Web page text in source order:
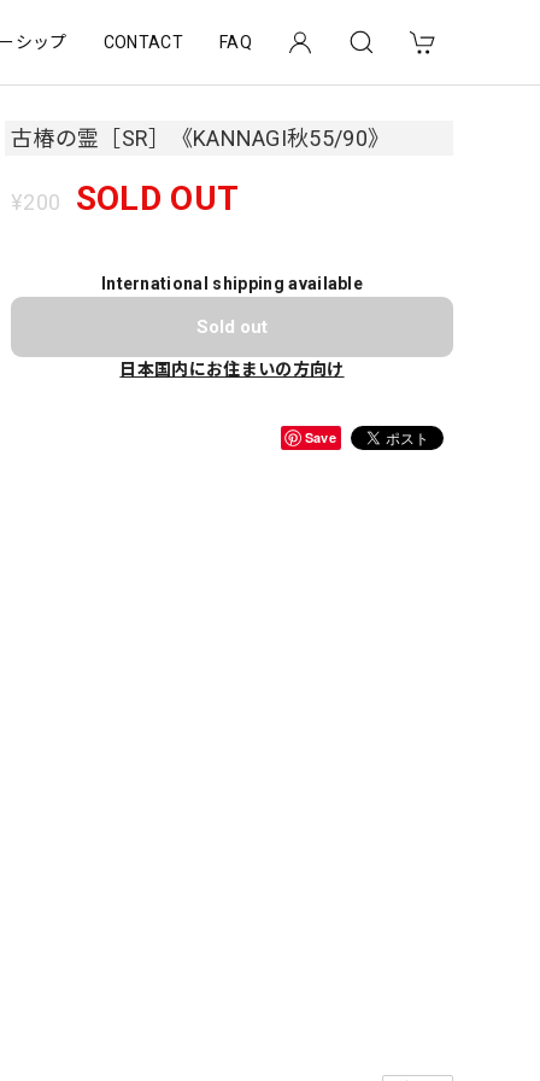
シップ CONTACT FAQ
古椿の霊［SR］《KANNAGI秋55/90》
¥200 SOLD OUT
International shipping available
Sold out
日本国内にお住まいの方向け
Save